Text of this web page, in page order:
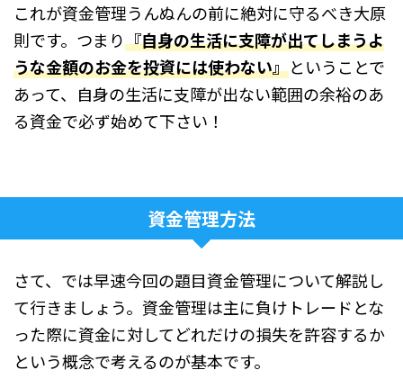
これが資金管理うんぬんの前に絶対に守るべき大原
則です。つまり『自身の生活に支障が出てしまうよ
うな金額のお金を投資には使わない』ということで
あって、自身の生活に支障が出ない範囲の余裕のあ
る資金で必ず始めて下さい！
資金管理方法
さて、では早速今回の題目資金管理について解説し
て行きましょう。資金管理は主に負けトレードとな
った際に資金に対してどれだけの損失を許容するか
という概念で考えるのが基本です。